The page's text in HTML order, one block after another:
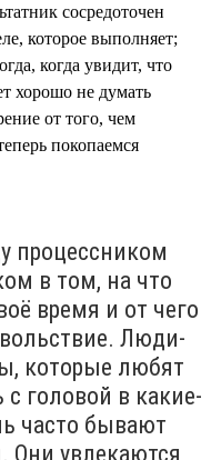
сосредоточен
которое выполняет;
когда увидит, что
хорошо не думать
от того, чем
покопаемся
процессником
в том, на что
время и от чего
Люди-
которые любят
с головой в какие-
часто бывают
Они увлекаются